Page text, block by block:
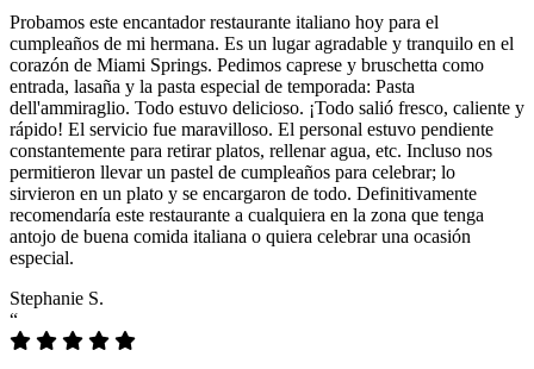
Probamos este encantador restaurante italiano hoy para el
cumpleaños de mi hermana. Es un lugar agradable y tranquilo en el
corazón de Miami Springs. Pedimos caprese y bruschetta como
entrada, lasaña y la pasta especial de temporada: Pasta
dell'ammiraglio. Todo estuvo delicioso. ¡Todo salió fresco, caliente y
rápido! El servicio fue maravilloso. El personal estuvo pendiente
constantemente para retirar platos, rellenar agua, etc. Incluso nos
permitieron llevar un pastel de cumpleaños para celebrar; lo
sirvieron en un plato y se encargaron de todo. Definitivamente
recomendaría este restaurante a cualquiera en la zona que tenga
antojo de buena comida italiana o quiera celebrar una ocasión
especial.
Stephanie S.
“